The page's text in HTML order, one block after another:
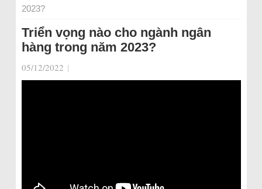
2023?
Triển vọng nào cho ngành ngân
hàng trong năm 2023?
05/12/2022 |